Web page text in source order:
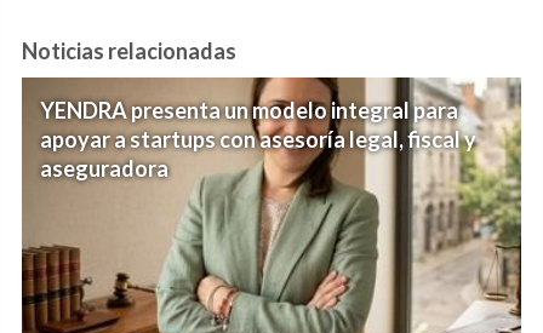
Noticias relacionadas
YENDRA presenta un modelo integral para
apoyar a startups con asesoría legal, fiscal y
aseguradora